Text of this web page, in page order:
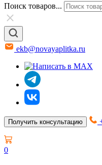
Поиск товаров...
ekb@novayaplitka.ru
Получить консультацию
0